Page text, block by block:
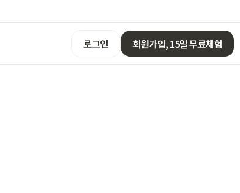
로그인 회원가입, 15일 무료체험